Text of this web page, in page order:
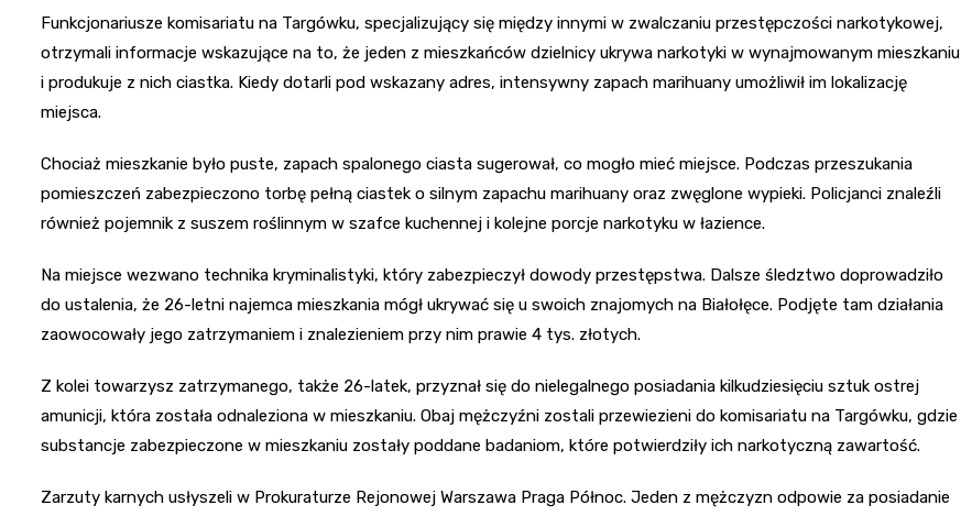
Funkcjonariusze komisariatu na Targówku, specjalizujący się między innymi w zwalczaniu przestępczości narkotykowej,
otrzymali informacje wskazujące na to, że jeden z mieszkańców dzielnicy ukrywa narkotyki w wynajmowanym mieszkaniu
i produkuje z nich ciastka. Kiedy dotarli pod wskazany adres, intensywny zapach marihuany umożliwił im lokalizację
miejsca.
Chociaż mieszkanie było puste, zapach spalonego ciasta sugerował, co mogło mieć miejsce. Podczas przeszukania
pomieszczeń zabezpieczono torbę pełną ciastek o silnym zapachu marihuany oraz zwęglone wypieki. Policjanci znaleźli
również pojemnik z suszem roślinnym w szafce kuchennej i kolejne porcje narkotyku w łazience.
Na miejsce wezwano technika kryminalistyki, który zabezpieczył dowody przestępstwa. Dalsze śledztwo doprowadziło
do ustalenia, że 26-letni najemca mieszkania mógł ukrywać się u swoich znajomych na Białołęce. Podjęte tam działania
zaowocowały jego zatrzymaniem i znalezieniem przy nim prawie 4 tys. złotych.
Z kolei towarzysz zatrzymanego, także 26-latek, przyznał się do nielegalnego posiadania kilkudziesięciu sztuk ostrej
amunicji, która została odnaleziona w mieszkaniu. Obaj mężczyźni zostali przewiezieni do komisariatu na Targówku, gdzie
substancje zabezpieczone w mieszkaniu zostały poddane badaniom, które potwierdziły ich narkotyczną zawartość.
Zarzuty karnych usłyszeli w Prokuraturze Rejonowej Warszawa Praga Północ. Jeden z mężczyzn odpowie za posiadanie